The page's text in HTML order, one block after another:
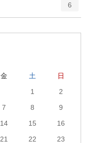
6
金 土
日
1
2
7 8
9
14 15
16
21 22
23